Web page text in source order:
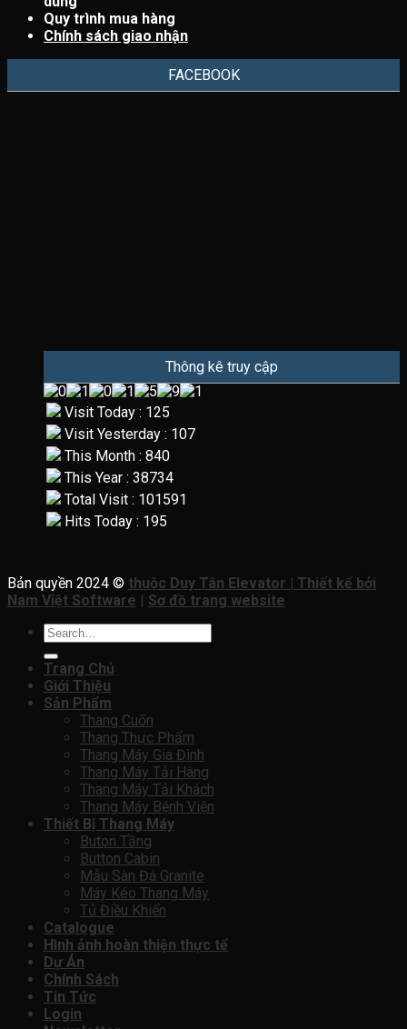
Quy trình mua hàng
Chính sách giao nhận
FACEBOOK
Thông kê truy cập
Visit Today : 125
Visit Yesterday : 107
This Month : 840
This Year : 38734
Total Visit : 101591
Hits Today : 195
Bản quyền 2024 © thuộc Duy Tân Elevator | Thiết kế bởi
Nam Việt Software | Sơ đồ trang website
Search
for:
Trang Chủ
Giới Thiệu
Sản Phẩm
Thang Cuốn
Thang Thực Phẩm
Thang Máy Gia Đình
Thang Máy Tải Hàng
Thang Máy Tải Khách
Thang Máy Bệnh Viện
Thiết Bị Thang Máy
Buton Tầng
Button Cabin
Mẫu Sàn Đá Granite
Máy Kéo Thang Máy
Tủ Điều Khiển
Catalogue
Hình ảnh hoàn thiện thực tế
Dự Án
Chính Sách
Tin Tức
Login